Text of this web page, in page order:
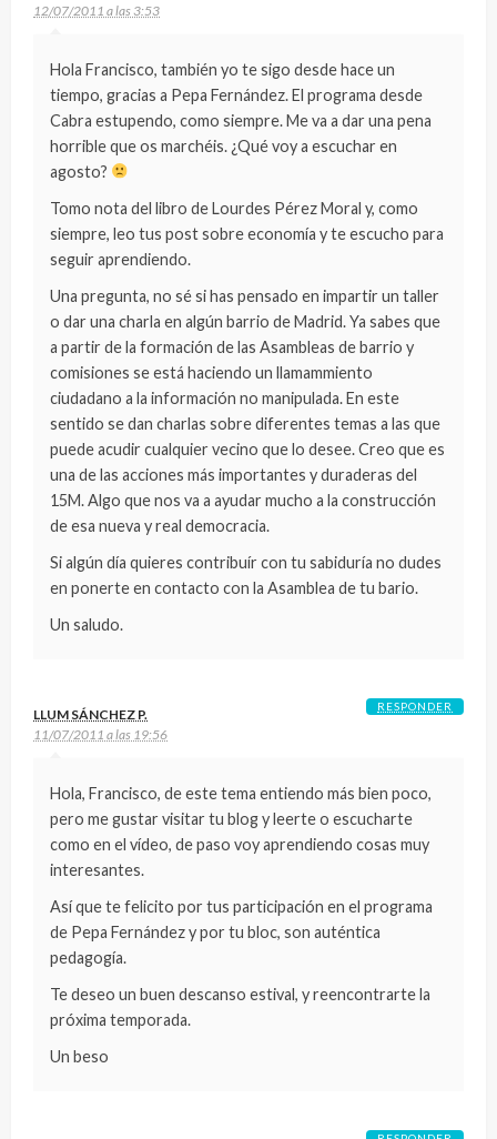
12/07/2011 a las 3:53
Hola Francisco, también yo te sigo desde hace un
tiempo, gracias a Pepa Fernández. El programa desde
Cabra estupendo, como siempre. Me va a dar una pena
horrible que os marchéis. ¿Qué voy a escuchar en
agosto?
Tomo nota del libro de Lourdes Pérez Moral y, como
siempre, leo tus post sobre economía y te escucho para
seguir aprendiendo.
Una pregunta, no sé si has pensado en impartir un taller
o dar una charla en algún barrio de Madrid. Ya sabes que
a partir de la formación de las Asambleas de barrio y
comisiones se está haciendo un llamammiento
ciudadano a la información no manipulada. En este
sentido se dan charlas sobre diferentes temas a las que
puede acudir cualquier vecino que lo desee. Creo que es
una de las acciones más importantes y duraderas del
15M. Algo que nos va a ayudar mucho a la construcción
de esa nueva y real democracia.
Si algún día quieres contribuír con tu sabiduría no dudes
en ponerte en contacto con la Asamblea de tu bario.
Un saludo.
LLUM SÁNCHEZ P.
11/07/2011 a las 19:56
Hola, Francisco, de este tema entiendo más bien poco,
pero me gustar visitar tu blog y leerte o escucharte
como en el vídeo, de paso voy aprendiendo cosas muy
interesantes.
Así que te felicito por tus participación en el programa
de Pepa Fernández y por tu bloc, son auténtica
pedagogía.
Te deseo un buen descanso estival, y reencontrarte la
próxima temporada.
Un beso
RESPONDER